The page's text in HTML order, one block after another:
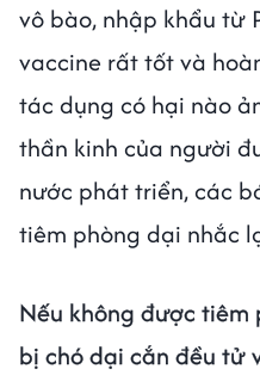
vô bào, nhập khẩu từ
vaccine rất tốt và
tác dụng có hại nào
thần kinh của người
nước phát triển, các
tiêm phòng dại nhắc
Nếu không được tiêm
bị chó dại cắn đều tử